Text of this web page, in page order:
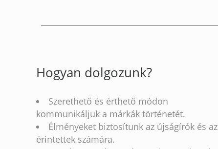
Hogyan dolgozunk?
Szerethető és érthető módon
kommunikáljuk a márkák történetét.
Élményeket biztosítunk az újságírók és az
érintettek számára.